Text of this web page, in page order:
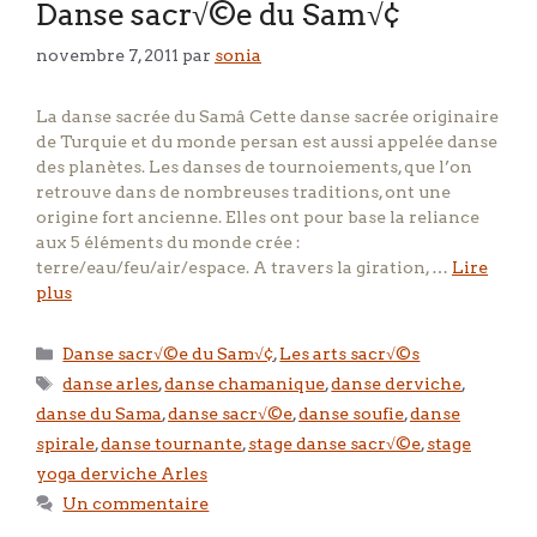
Danse sacr√©e du Sam√¢
novembre 7, 2011 par sonia
La danse sacrée du Samâ Cette danse sacrée originaire
de Turquie et du monde persan est aussi appelée danse
des planètes. Les danses de tournoiements, que l’on
retrouve dans de nombreuses traditions, ont une
origine fort ancienne. Elles ont pour base la reliance
aux 5 éléments du monde crée :
terre/eau/feu/air/espace. A travers la giration, … Lire
plus
Catégories
Danse sacr√©e du Sam√¢,Les arts sacr√©s
Étiquettes
danse arles,danse chamanique,danse derviche,
danse du Sama,danse sacr√©e,danse soufie,danse
spirale,danse tournante,stage danse sacr√©e,stage
yoga derviche Arles
Un commentaire